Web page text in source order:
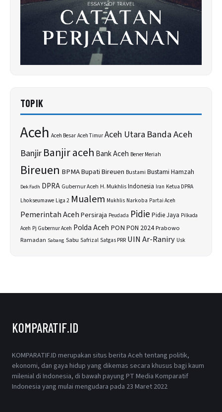
TOPIK
Aceh Aceh Besar Aceh Timur Aceh Utara Banda Aceh
BanjirBanjir aceh Bank Aceh Bener Meriah
Bireuen BPMABupati Bireuen Bustami Bustami Hamzah
Dek Fadh DPRA Gubernur Aceh H. MukhlisIndonesia Iran Ketua DPRA
Lhokseumawe Liga 2 Mualem Mukhlis Narkoba Partai Aceh
Pemerintah AcehPersiraja Peudada Pidie Pidie Jaya Pilkada
Aceh Pj Gubernur Aceh Polda Aceh PON PON 2024Prabowo
Ramadan Sabang Sabu SafrizalSatgas PRR UIN Ar-Raniry Usk
KOMPARATIF.ID
KOMPARATIF.ID merupakan situs berita Aceh tentang politik,
ekonomi, dan gaya hidup yang dikemas secara khusus bagi kaum
milenial di Indonesia, di bawah payung PT Media Komparatif
Indonesia yang mulai mengudara pada 23 Maret 2022